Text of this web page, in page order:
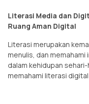
Literasi Media dan
Ruang Aman Digital
Literasi merupakan
menulis, dan
dalam kehidupan
memahami literasi